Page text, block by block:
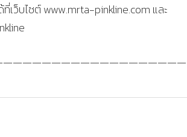
ที่เว็บไซต์ www.mrta-pinkline.com และ